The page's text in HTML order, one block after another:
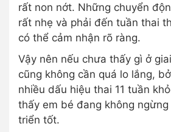
rất non nớt. Những chuyển
rất nhẹ và phải đến tuần thai
có thể cảm nhận rõ ràng.
Vậy nên nếu chưa thấy gì ở
cũng không cần quá lo lắng,
nhiều dấu hiệu thai 11 tuần
thấy em bé đang không
triển tốt.